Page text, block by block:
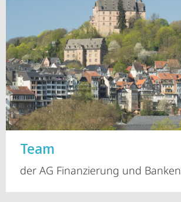
Team
der AG Finanzierung und Banken